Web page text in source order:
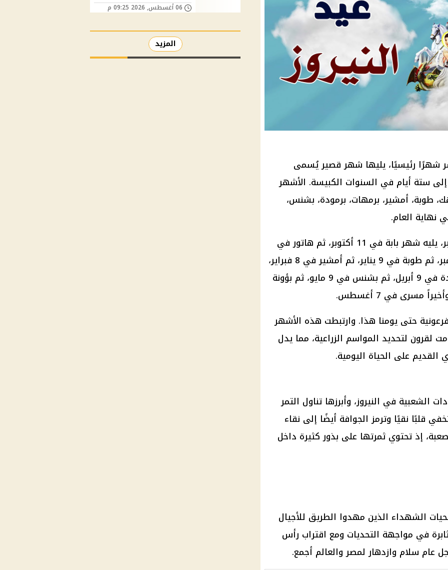
شهرًا رئيسيًا، يليها شهر قصير يُسمى
ستة أيام في السنوات الكبيسة. الأشهر
طوبة، أمشير، برمهات، برمودة، بشنس،
نهاية العام.
يبدأ شهر توت عادةً في 11 سبتمبر، يليه شهر بابة في 11 أكتوبر، ثم هاتور في
11 نوفمبر، ثم كيهك في 10 ديسمبر، ثم طوبة في 9 يناير، ثم أمشير في 8 فبراير،
ثم برمهات في 10 مارس، ثم برمودة في 9 أبريل، ثم بشنس في 9 مايو، ثم بؤونة
حتى يومنا هذا. وارتبطت هذه الأشهر
لقرون لتحديد المواسم الزراعية، مما يدل
القديم على الحياة اليومية.
الشعبية في النيروز، وأبرزها تناول التمر
قلبًا نقيًا وترمز الجوافة أيضًا إلى نقاء
إذ تحتوي ثمرتها على بذور كثيرة داخل
الشهداء الذين مهدوا الطريق للأجيال
في مواجهة التحديات ومع اقتراب رأس
عام سلام وازدهار لمصر والعالم أجمع.
06 أغسطس, 2026 09:25 م
المزيد